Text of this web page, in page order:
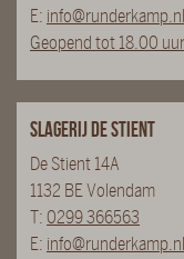
E: info@runderkamp.nl
Geopend tot 18.00 uur
Slagerij De Stient
De Stient 14A
1132 BE Volendam
T: 0299 366563
E: info@runderkamp.nl